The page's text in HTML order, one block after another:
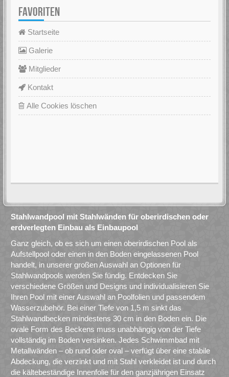
FAVORITEN
Startseite
Galerie
Mitglieder
Kontakt
Alle Cookies löschen
Stahlwandpool mit Stahlwänden für oberirdischen oder
erdverlegten Einbau als Einbaupool
Ganz gleich, ob es sich um einen oberirdischen Pool als
Aufstellpool oder einen in den Boden eingelassenen Pool
handelt, in unserer großen Auswahl an Optionen für
Stahlwandpools werden Sie fündig. Entdecken Sie
verschiedene Größen und Designs und individualisieren Sie
Ihren Pool mit einer Auswahl an Poolfolien und passendem
Wasserzubehör. Bei einer Tiefe von 1,5 m sinkt das
Stahlwandbecken mindestens 30 cm in den Boden ein. Die
ovale Form des Beckens muss unabhängig von der Tiefe
vollständig im Boden versinken. Jedes Schwimmbad mit
Metallwänden – ob rund oder oval – verfügt über eine stabile
Abdeckung, die verzinkt und mit Stahl verkleidet ist und durch
die kältebeständige Innenfolie für den ganzjährigen Einsatz